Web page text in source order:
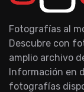
Fotografías al
Descubre con
amplio archivo
Información en
fotografías